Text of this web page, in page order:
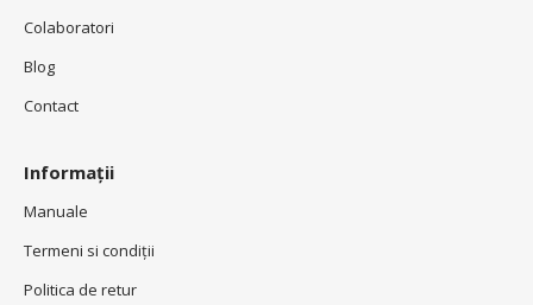
Colaboratori
Blog
Contact
Informații
Manuale
Termeni si condiţii
Politica de retur